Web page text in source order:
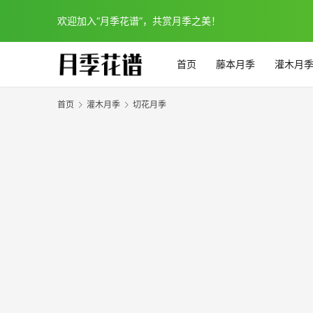
欢迎加入“月季花谱”，共赏月季之美！
首页 藤本月季 灌木月季
首页 灌木月季 切花月季